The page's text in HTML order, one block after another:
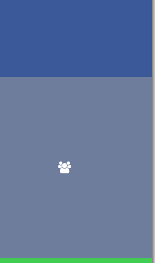
które polecam
2017